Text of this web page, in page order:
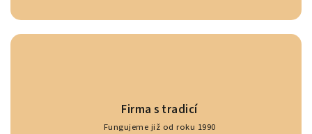
Firma s tradicí
Fungujeme již od roku 1990